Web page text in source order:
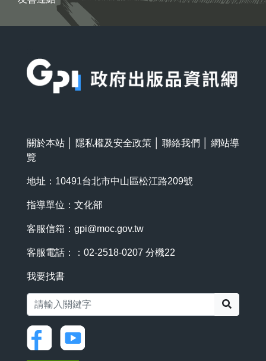
關於本站 隱私權及安全政策 聯絡我們
網站導
覽
地址：10491台北市中山區松江路209號
指導單位：文化部
客服信箱： gpi@moc.gov.tw
客服電話：：02-2518-0207 分機22
我要找書